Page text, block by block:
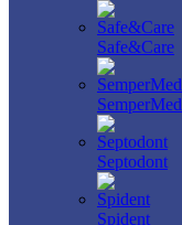
Safe&Care
SemperMed
Septodont
Spident